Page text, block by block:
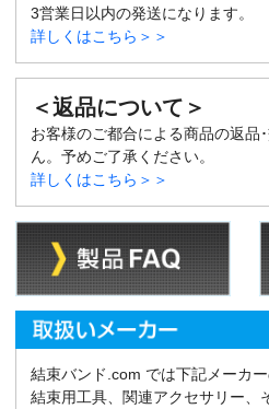
3営業日以内の発送になります。
詳しくはこちら＞＞
＜返品について＞
お客様のご都合による商品の返品
ん。予めご了承ください。
詳しくはこちら＞＞
結束バンド.com では下記メーカ
結束用工具、関連アクセサリー、